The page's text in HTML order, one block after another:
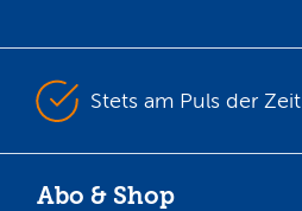
Stets am Puls der Zeit
Abo & Shop